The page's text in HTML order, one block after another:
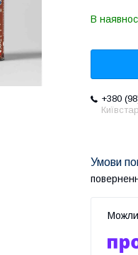
В
+380
Київстар